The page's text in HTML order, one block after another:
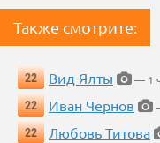
Также смотрите:
22 Вид Ялты
— 1
22
Иван Чернов
22
Любовь Титова